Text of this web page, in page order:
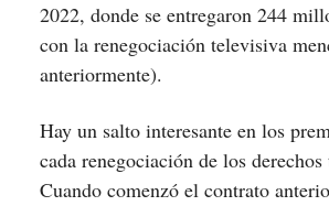
2022, donde se entregaron 244
con la renegociación televisiva
anteriormente).
Hay un salto interesante en los
cada renegociación de los
Cuando comenzó el contrato